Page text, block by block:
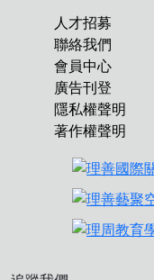
人才招募
聯絡我們
會員中心
廣告刊登
隱私權聲明
著作權聲明